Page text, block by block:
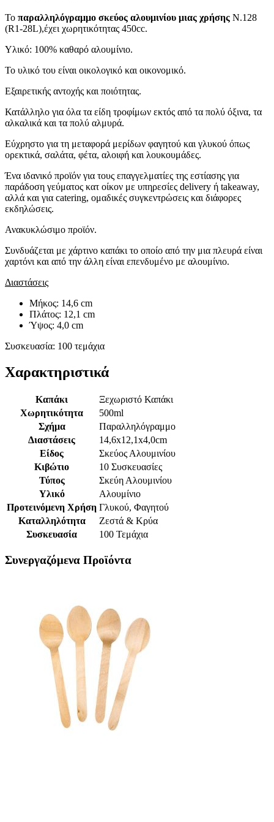
Το παραλληλόγραμμο σκεύος αλουμινίου μιας χρήσης N.128
(R1-28L),έχει χωρητικότητας 450cc.
Yλικό: 100% καθαρό αλουμίνιο.
Το υλικό του είναι οικολογικό και οικονομικό.
Εξαιρετικής αντοχής και ποιότητας.
Κατάλληλο για όλα τα είδη τροφίμων εκτός από τα πολύ όξινα, τα
αλκαλικά και τα πολύ αλμυρά.
Εύχρηστο για τη μεταφορά μερίδων φαγητού και γλυκού όπως
ορεκτικά, σαλάτα, φέτα, αλοιφή και λουκουμάδες.
Ένα ιδανικό προϊόν για τους επαγγελματίες της εστίασης για
παράδοση γεύματος κατ οίκον με υπηρεσίες delivery ή takeaway,
αλλά και για catering, ομαδικές συγκεντρώσεις και διάφορες
εκδηλώσεις.
Ανακυκλώσιμο προϊόν.
Συνδυάζεται με χάρτινο καπάκι το οποίο από την μια πλευρά είναι
χαρτόνι και από την άλλη είναι επενδυμένο με αλουμίνιο.
Διαστάσεις
Μήκος: 14,6 cm
Πλάτος: 12,1 cm
Ύψος: 4,0 cm
Συσκευασία: 100 τεμάχια
Χαρακτηριστικά
Καπάκι
Ξεχωριστό Καπάκι
Χωρητικότητα
500ml
Σχήμα
Παραλληλόγραμμο
Διαστάσεις
14,6x12,1x4,0cm
Είδος
Σκεύος Αλουμινίου
Κιβώτιο
10 Συσκευασίες
Τύπος
Σκεύη Αλουμινίου
Υλικό
Αλουμίνιο
Προτεινόμενη Χρήση Γλυκού, Φαγητού
Καταλληλότητα
Ζεστά & Κρύα
Συσκευασία
100 Τεμάχια
Συνεργαζόμενα Προϊόντα